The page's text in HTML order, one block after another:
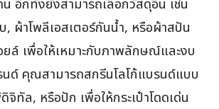
อีกทั้งยังสามารถเลือกวัสดุอื่น เช่น
, ผ้าโพลีเอสเตอร์กันน้ำ, หรือผ้าสปัน
ล์ เพื่อให้เหมาะกับภาพลักษณ์และงบ
ด์ คุณสามารถสกรีนโลโก้แบรนด์แบบ
ทัล, หรือปัก เพื่อให้กระเป๋าโดดเด่น